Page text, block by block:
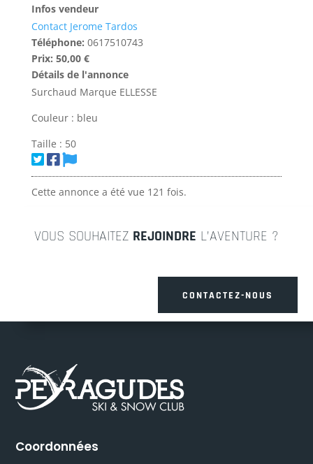
Infos vendeur
Contact Jerome Tardos
Téléphone: 0617510743
Prix: 50,00 €
Détails de l'annonce
Surchaud Marque ELLESSE
Couleur : bleu
Taille : 50
Cette annonce a été vue 121 fois.
VOUS SOUHAITEZ REJOINDRE L’AVENTURE ?
CONTACTEZ-NOUS
Coordonnées